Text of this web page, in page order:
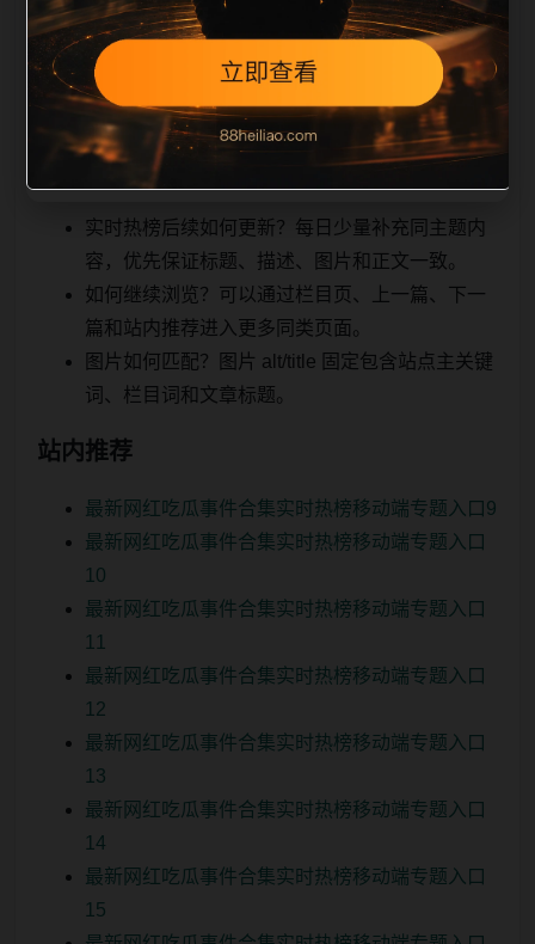
顺着栏目继续浏览。同站连续更新时避免重复标题和重
复首段，优先补充不同关键词、不同栏目词和不同问题
角度。栏目页则保留清晰入口，方便后续专题自动归
集。发布后按真实浏览器复查首屏、图片、跳转体验、
相关推荐和加载速度。
实时热榜后续如何更新？每日少量补充同主题内
容，优先保证标题、描述、图片和正文一致。
如何继续浏览？可以通过栏目页、上一篇、下一
篇和站内推荐进入更多同类页面。
图片如何匹配？图片 alt/title 固定包含站点主关键
词、栏目词和文章标题。
站内推荐
最新网红吃瓜事件合集实时热榜移动端专题入口9
最新网红吃瓜事件合集实时热榜移动端专题入口
10
最新网红吃瓜事件合集实时热榜移动端专题入口
11
最新网红吃瓜事件合集实时热榜移动端专题入口
12
最新网红吃瓜事件合集实时热榜移动端专题入口
13
最新网红吃瓜事件合集实时热榜移动端专题入口
14
最新网红吃瓜事件合集实时热榜移动端专题入口
15